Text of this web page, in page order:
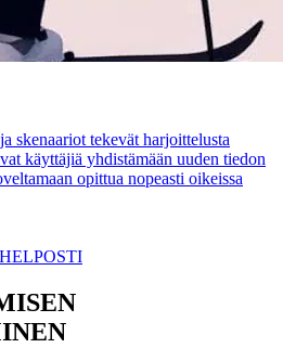
skenaariot tekevät harjoittelusta
käyttäjiä yhdistämään uuden tiedon
opittua nopeasti oikeissa